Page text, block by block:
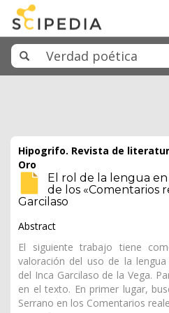
Hipogrifo. Revista de
Oro
El rol de la lengua
de los «Comentarios
Garcilaso
Abstract
El siguiente trabajo tiene
valoración del uso de la
del Inca Garcilaso de la Vega.
en el texto. En primer lugar,
Serrano en los Comentarios